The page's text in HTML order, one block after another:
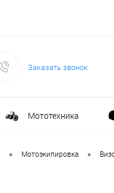
Заказать звонок
Мототехника
Садовая техника
• Мотоэкипировка •